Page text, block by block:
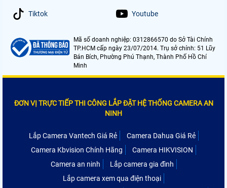
Tiktok Youtube
Mã số doanh nghiệp: 0312866570 do Sở Tài Chính
TP.HCM cấp ngày 23/07/2014. Trụ sở chính: 51 Lũy
Bán Bích, Phường Phú Thạnh, Thành Phố Hồ Chí
Minh
ĐƠN VỊ TRỰC TIẾP THI CÔNG LẮP ĐẶT HỆ THỐNG CAMERA AN
NINH
Lắp Camera Vantech Giá Rẻ
Camera Dahua Giá Rẻ
Camera Kbvision Chính Hãng
Camera HIKVISION
Camera an ninh
Lắp camera gia đình
Lắp camera xem qua điện thoại